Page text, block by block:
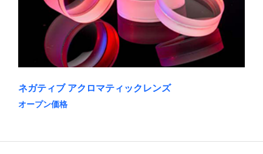
で
ま
す
が
あ
り
ま
シ
ネガティブ アクロマティックレンズ
オープン価格
商